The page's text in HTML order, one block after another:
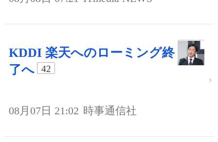
KDDI 楽天へのローミング終
了へ
42
08月07日 21:02 時事通信社